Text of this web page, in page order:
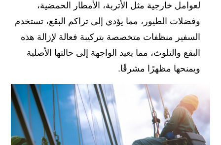
لعوامل خارجية مثل الأتربة، الأمطار الحمضية،
وفضلات الطيور، مما يؤدي إلى تراكم البقع، تستخدم
السفير منظفات متخصصة بتركيبة فعالة لإزالة هذه
البقع والتلوث، مما يعيد الواجهة إلى حالتها الأصلية
ويمنحها مظهرًا مشرقًا.